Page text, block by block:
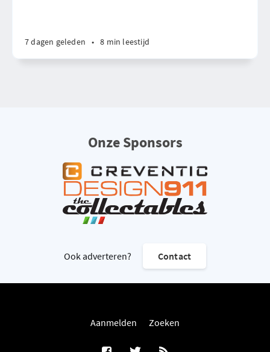
7 dagen geleden • 8 min leestijd
Onze Sponsors
Ook adverteren? Contact
Aanmelden Zoeken